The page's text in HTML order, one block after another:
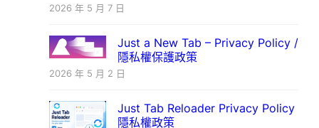
2026 年 5 月 7 日
Just a New Tab – Privacy Policy /
隱私權保護政策
2026 年 5 月 2 日
Just Tab Reloader Privacy Policy
隱私權政策